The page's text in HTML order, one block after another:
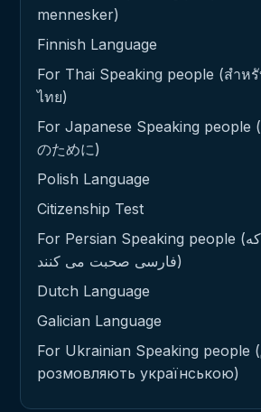
mennesker)
Finnish Language
For Thai Speaking people (สำห
ไทย)
For Japanese Speaking people (
のために)
Polish Language
Citizenship Test
For Persian Speaking people (برای افرادی که
فارسی صحبت می کنند)
Dutch Language
Galician Language
For Ukrainian Speaking people
розмовляють українською)